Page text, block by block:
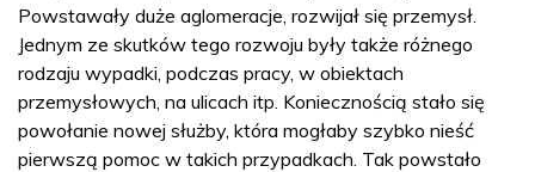
Powstawały duże aglomeracje, rozwijał się przemysł.
Jednym ze skutków tego rozwoju były także różnego
rodzaju wypadki, podczas pracy, w obiektach
przemysłowych, na ulicach itp. Koniecznością stało się
powołanie nowej służby, która mogłaby szybko nieść
pierwszą pomoc w takich przypadkach. Tak powstało